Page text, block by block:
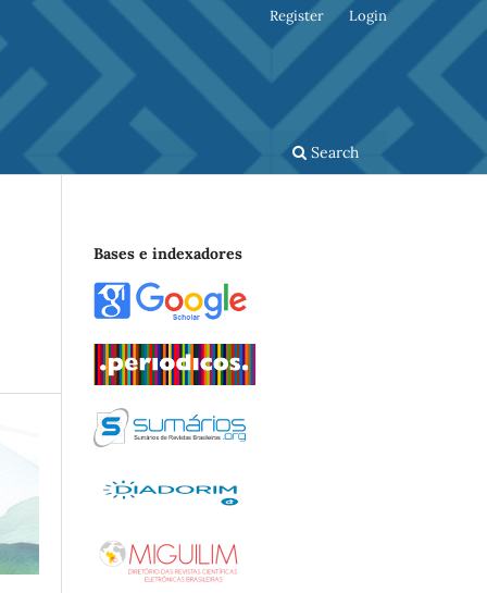
Search
Register Login
Bases e indexadores